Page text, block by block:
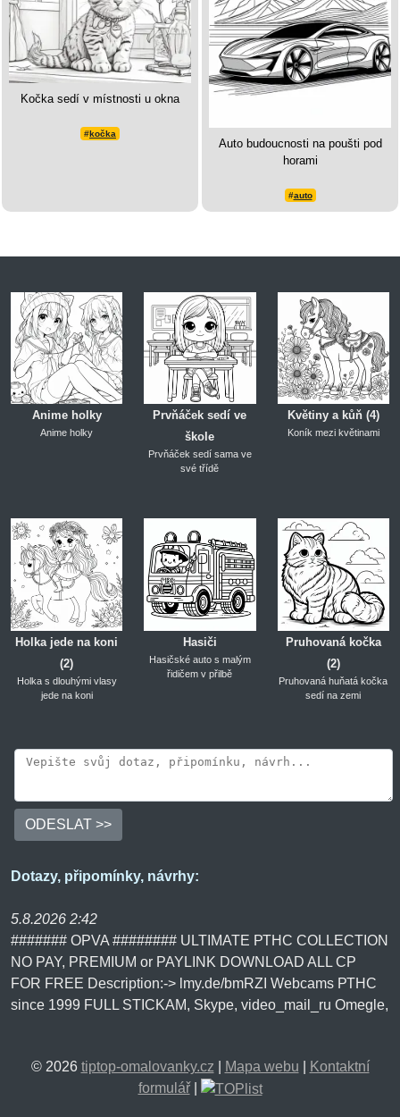
Kočka sedí v místnosti u okna
#kočka
Auto budoucnosti na poušti pod
horami
#auto
Anime holky
Anime holky
Prvňáček sedí ve
škole
Prvňáček sedí sama ve
své třídě
Květiny a kůň (4)
Koník mezi květinami
Holka jede na koni
(2)
Holka s dlouhými vlasy
jede na koni
Hasiči
Hasičské auto s malým
řidičem v přilbě
Pruhovaná kočka
(2)
Pruhovaná huňatá kočka
sedí na zemi
ODESLAT >>
Dotazy, připomínky, návrhy:
5.8.2026 2:42
####### OPVA ######## ULTIMATE РТНС COLLECTION
NO PAY, PREMIUM or PAYLINK DOWNLOAD ALL СР
FOR FREE Description:-> lmy.de/bmRZI Webcams РТНС
since 1999 FULL STICKAM, Skype, video_mail_ru Omegle,
Peterburg Moscow, Liluplanet, Kids Box Fattman,
Falkovideo, Bibigon Paradise Birds, GoldbergVideo
© 2026 tiptop-omalovanky.cz Mapa webu
Kontaktní
formulář|